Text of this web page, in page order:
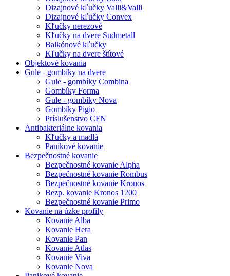
Dizajnové kľučky Valli&Valli
Dizajnové kľučky Convex
Kľučky nerezové
Kľučky na dvere Sudmetall
Balkónové kľučky
Kľučky na dvere štítové
Objektové kovania
Gule - gombíky na dvere
Gule - gombíky Combina
Gombíky Forma
Gule - gombíky Nova
Gombíky Pigio
Príslušenstvo CFN
Antibakteriálne kovania
Kľučky a madlá
Panikové kovanie
Bezpečnostné kovanie
Bezpečnostné kovanie Alpha
Bezpečnostné kovanie Rombus
Bezpečnostné kovanie Kronos
Bezp. kovanie Kronos 1200
Bezpečnostné kovanie Primo
Kovanie na úzke profily
Kovanie Alba
Kovanie Hera
Kovanie Pan
Kovanie Atlas
Kovanie Viva
Kovanie Nova